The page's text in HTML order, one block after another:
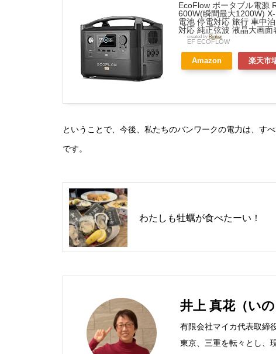
EcoFlow ポータブル電源
600W(瞬間最大1200W)
電池 停電対応 旅行 車中
対応 純正弦波 液晶大画
created by Rinker
EF ECOFLOW
Amazon 楽天市
ということで、今後、私たちのバンワークの電力は、す
です。
わたしも牡蠣が食べたーい！
井上 真花（いの
有限会社マイカ代表取締
東京、三重を転々とし、